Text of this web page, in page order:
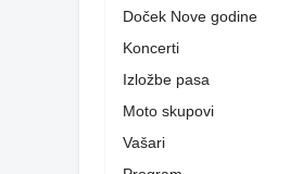
Doček Nove godine
Koncerti
Izložbe pasa
Moto skupovi
Vašari